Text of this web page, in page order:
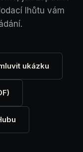
lhůtu vám
ukázku